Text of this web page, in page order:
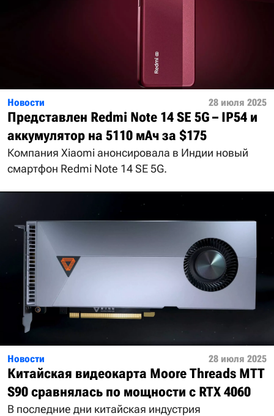
Новости 28 июля 2025
Представлен Redmi Note 14 SE 5G – IP54 и
аккумулятор на 5110 мАч за $175
Компания Xiaomi анонсировала в Индии новый
смартфон Redmi Note 14 SE 5G.
Новости 28 июля 2025
Китайская видеокарта Moore Threads MTT
S90 сравнялась по мощности с RTX 4060
В последние дни китайская индустрия